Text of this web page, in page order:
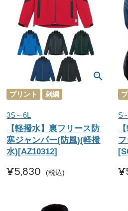
プリント 刺繍
3S～6L
【軽撥水】裏フリース防
寒ジャンパー(防風)(軽撥
水)[AZ10312]
¥5,830 税込
S
¥